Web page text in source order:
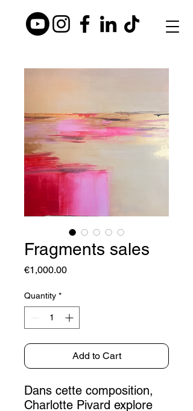
Fragments sales
€1,000.00Price
Quantity *
Add to Cart
Dans cette composition,
Charlotte Pivard explore